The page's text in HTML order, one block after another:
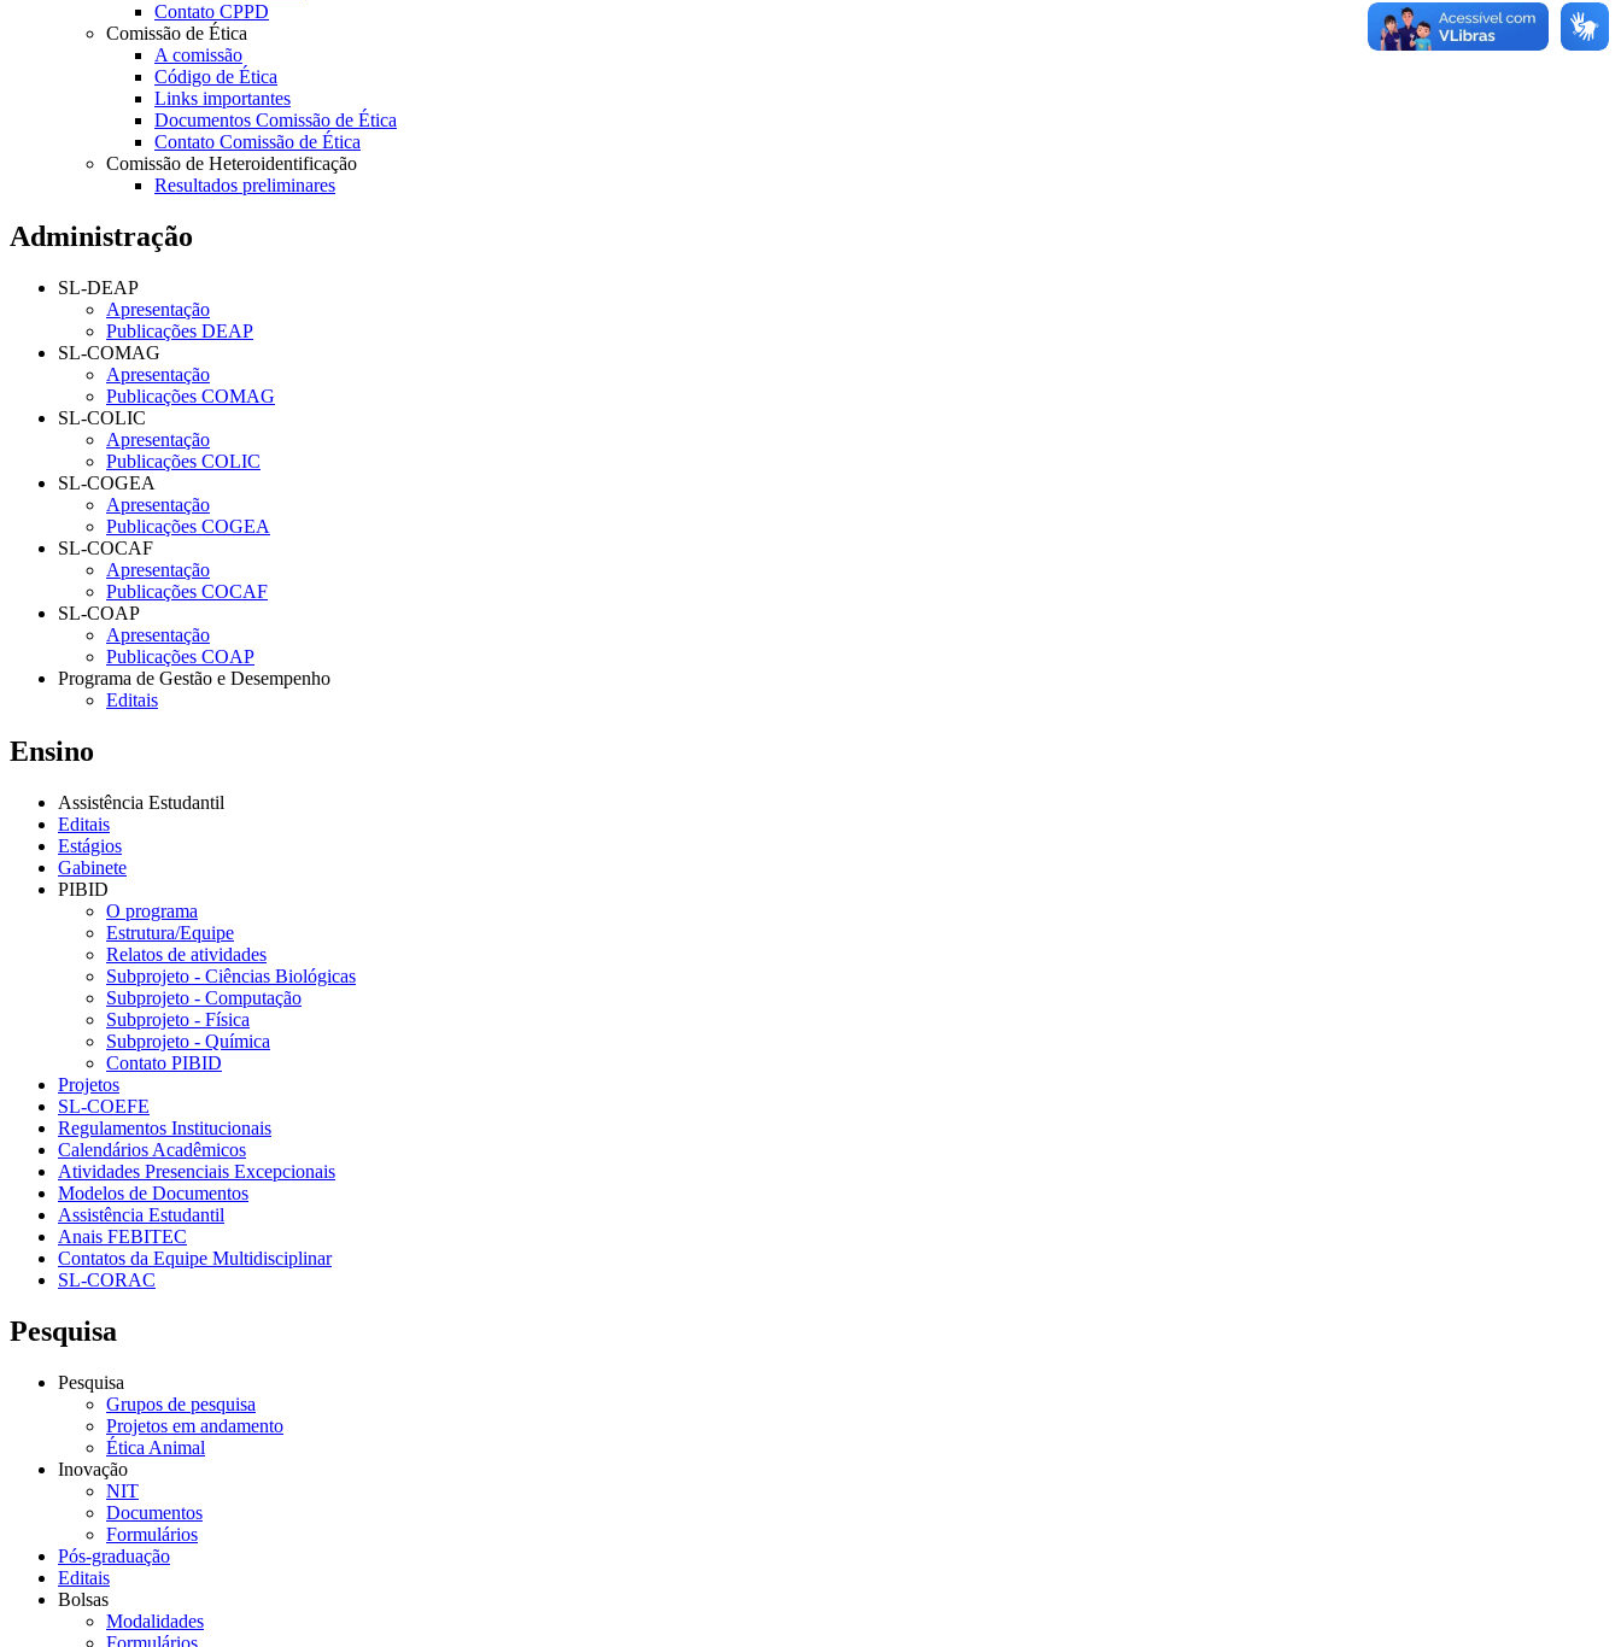
Contato CPPD
Comissão de Ética
A comissão
Código de Ética
Links importantes
Documentos Comissão de Ética
Contato Comissão de Ética
Comissão de Heteroidentificação
Resultados preliminares
Administração
SL-DEAP
Apresentação
Publicações DEAP
SL-COMAG
Apresentação
Publicações COMAG
SL-COLIC
Apresentação
Publicações COLIC
SL-COGEA
Apresentação
Publicações COGEA
SL-COCAF
Apresentação
Publicações COCAF
SL-COAP
Apresentação
Publicações COAP
Programa de Gestão e Desempenho
Editais
Ensino
Assistência Estudantil
Editais
Estágios
Gabinete
PIBID
O programa
Estrutura/Equipe
Relatos de atividades
Subprojeto - Ciências Biológicas
Subprojeto - Computação
Subprojeto - Física
Subprojeto - Química
Contato PIBID
Projetos
SL-COEFE
Regulamentos Institucionais
Calendários Acadêmicos
Atividades Presenciais Excepcionais
Modelos de Documentos
Assistência Estudantil
Anais FEBITEC
Contatos da Equipe Multidisciplinar
SL-CORAC
Pesquisa
Pesquisa
Grupos de pesquisa
Projetos em andamento
Ética Animal
Inovação
NIT
Documentos
Formulários
Pós-graduação
Editais
Bolsas
Modalidades
Formulários